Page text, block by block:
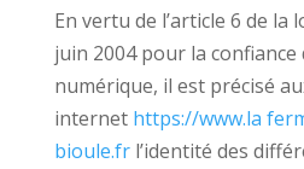
En vertu de l’article 6 de la
juin 2004 pour la confiance
numérique, il est précisé
internet https://www.la
bioule.frl’identité des